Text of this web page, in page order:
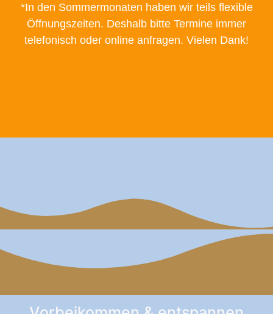
*In den Sommermonaten haben wir teils flexible
Öffnungszeiten. Deshalb bitte Termine immer
telefonisch oder online anfragen. Vielen Dank!